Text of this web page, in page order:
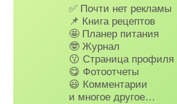
✅ Почти нет рекламы
📌 Книга рецептов
🤩 Планер питания
🤓 Журнал
😗 Страница профиля
😋 Фотоотчеты
😃 Комментарии
и многое другое…